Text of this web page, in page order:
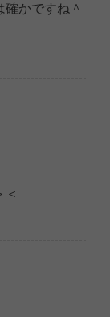
かですね＾
＜